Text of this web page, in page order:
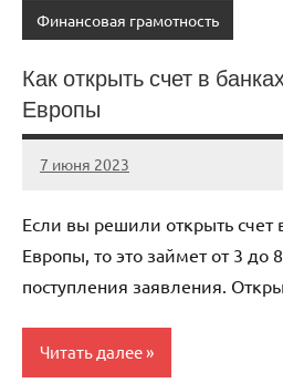
Финансовая грамотность
Как открыть счет в
Европы
7 июня 2023
scuralets_ru
Нет
Если вы решили открыть счет
Европы, то это займет от 3 до
поступления заявления.
Читать далее